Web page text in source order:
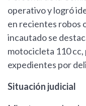
operativo y logró
en recientes robos
incautado se
motocicleta 110 cc,
expedientes por
Situación judicial